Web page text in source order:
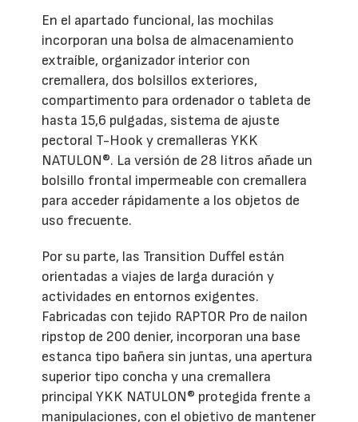
En el apartado funcional, las mochilas
incorporan una bolsa de almacenamiento
extraíble, organizador interior con
cremallera, dos bolsillos exteriores,
compartimento para ordenador o tableta de
hasta 15,6 pulgadas, sistema de ajuste
pectoral T-Hook y cremalleras YKK
NATULON®. La versión de 28 litros añade un
bolsillo frontal impermeable con cremallera
para acceder rápidamente a los objetos de
uso frecuente.
Por su parte, las Transition Duffel están
orientadas a viajes de larga duración y
actividades en entornos exigentes.
Fabricadas con tejido RAPTOR Pro de nailon
ripstop de 200 denier, incorporan una base
estanca tipo bañera sin juntas, una apertura
superior tipo concha y una cremallera
principal YKK NATULON® protegida frente a
manipulaciones, con el objetivo de mantener